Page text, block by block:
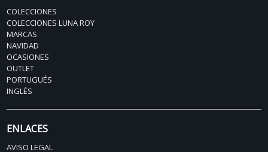
COLECCIONES
COLECCIONES LUNA ROY
MARCAS
NAVIDAD
OCASIONES
OUTLET
PORTUGUÉS
INGLÉS
ENLACES
AVISO LEGAL